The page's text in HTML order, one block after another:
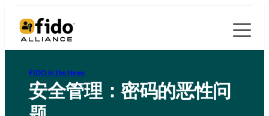
FIDO in the News
安全管理：密码的恶性问